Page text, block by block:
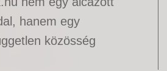
hanem egy
közösség